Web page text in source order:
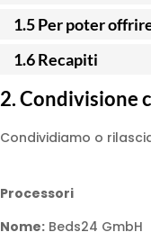
1.5 Per poter
1.6 Recapiti
2. Condivisione
Condividiamo o
Processori
Nome: Beds24 GmbH